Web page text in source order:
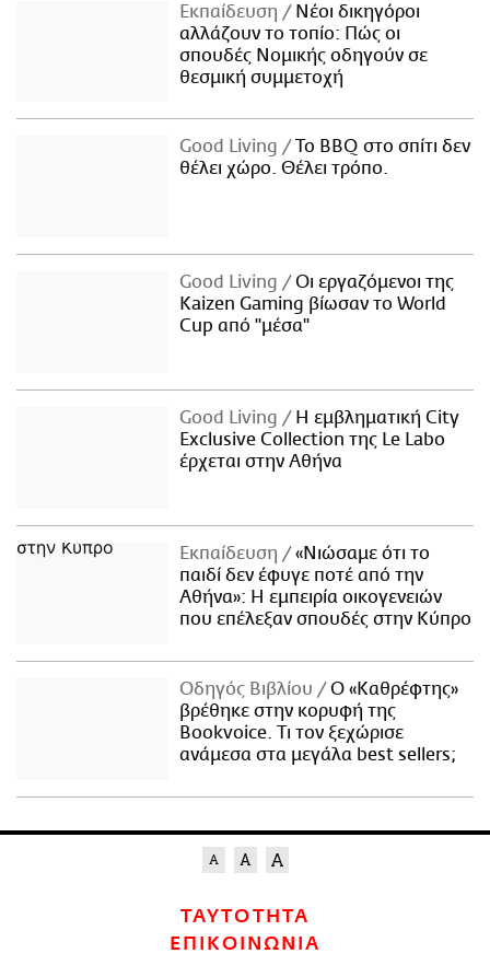
Εκπαίδευση
Νέοι δικηγόροι
αλλάζουν το τοπίο: Πώς οι
σπουδές Νομικής οδηγούν σε
θεσμική συμμετοχή
Good Living
Το BBQ στο σπίτι δεν
θέλει χώρο. Θέλει τρόπο.
Good Living
Οι εργαζόμενοι της
Kaizen Gaming βίωσαν το World
Cup από "μέσα"
Good Living
Η εμβληματική City
Exclusive Collection της Le Labo
έρχεται στην Αθήνα
Εκπαίδευση
«Νιώσαμε ότι το
παιδί δεν έφυγε ποτέ από την
Αθήνα»: Η εμπειρία οικογενειών
που επέλεξαν σπουδές στην Κύπρο
Οδηγός Βιβλίου
Ο «Καθρέφτης»
βρέθηκε στην κορυφή της
Bookvoice. Τι τον ξεχώρισε
ανάμεσα στα μεγάλα best sellers;
ΤΑΥΤΟΤΗΤΑ
ΕΠΙΚΟΙΝΩΝΙΑ